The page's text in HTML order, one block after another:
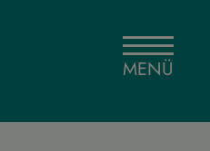
MENÜ